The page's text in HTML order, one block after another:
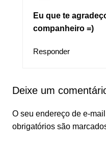
Eu que te
companheiro =)
Responder
Deixe um
O seu endereço de e-
obrigatórios são